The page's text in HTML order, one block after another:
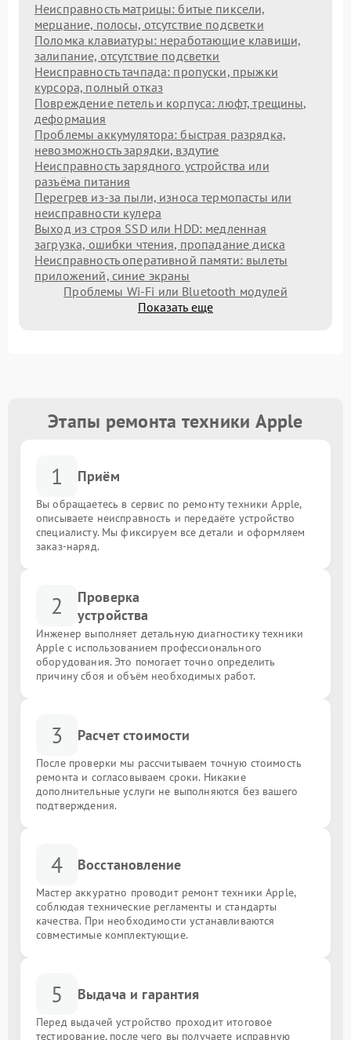
Неисправность матрицы: битые пиксели,
мерцание, полосы, отсутствие подсветки
Поломка клавиатуры: неработающие клавиши,
залипание, отсутствие подсветки
Неисправность тачпада: пропуски, прыжки
курсора, полный отказ
Повреждение петель и корпуса: люфт, трещины,
деформация
Проблемы аккумулятора: быстрая разрядка,
невозможность зарядки, вздутие
Неисправность зарядного устройства или
разъёма питания
Перегрев из‑за пыли, износа термопасты или
неисправности кулера
Выход из строя SSD или HDD: медленная
загрузка, ошибки чтения, пропадание диска
Неисправность оперативной памяти: вылеты
приложений, синие экраны
Проблемы Wi‑Fi или Bluetooth модулей
Показать еще
Этапы ремонта техники Apple
1 Приём
Вы обращаетесь в сервис по ремонту техники Apple,
описываете неисправность и передаёте устройство
специалисту. Мы фиксируем все детали и оформляем
заказ-наряд.
2
Проверка
устройства
Инженер выполняет детальную диагностику техники
Apple с использованием профессионального
оборудования. Это помогает точно определить
причину сбоя и объём необходимых работ.
3 Расчет стоимости
После проверки мы рассчитываем точную стоимость
ремонта и согласовываем сроки. Никакие
дополнительные услуги не выполняются без вашего
подтверждения.
4 Восстановление
Мастер аккуратно проводит ремонт техники Apple,
соблюдая технические регламенты и стандарты
качества. При необходимости устанавливаются
совместимые комплектующие.
5 Выдача и гарантия
Перед выдачей устройство проходит итоговое
тестирование, после чего вы получаете исправную